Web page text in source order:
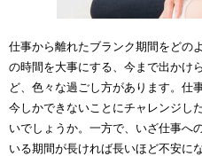
仕事から離れたブランク期間をどの
の時間を大事にする、今まで出かけ
ど、色々な過ごし方があります。仕
今しかできないことにチャレンジし
いでしょうか。一方で、いざ仕事へ
いる期間が長ければ長いほど不安に